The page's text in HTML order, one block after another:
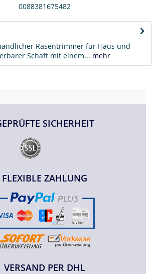
0088381675482
Rasentrimmer für Haus und
Schaft mit einem... mehr
SICHERHEIT
FLEXIBLE ZAHLUNG
VERSAND PER DHL